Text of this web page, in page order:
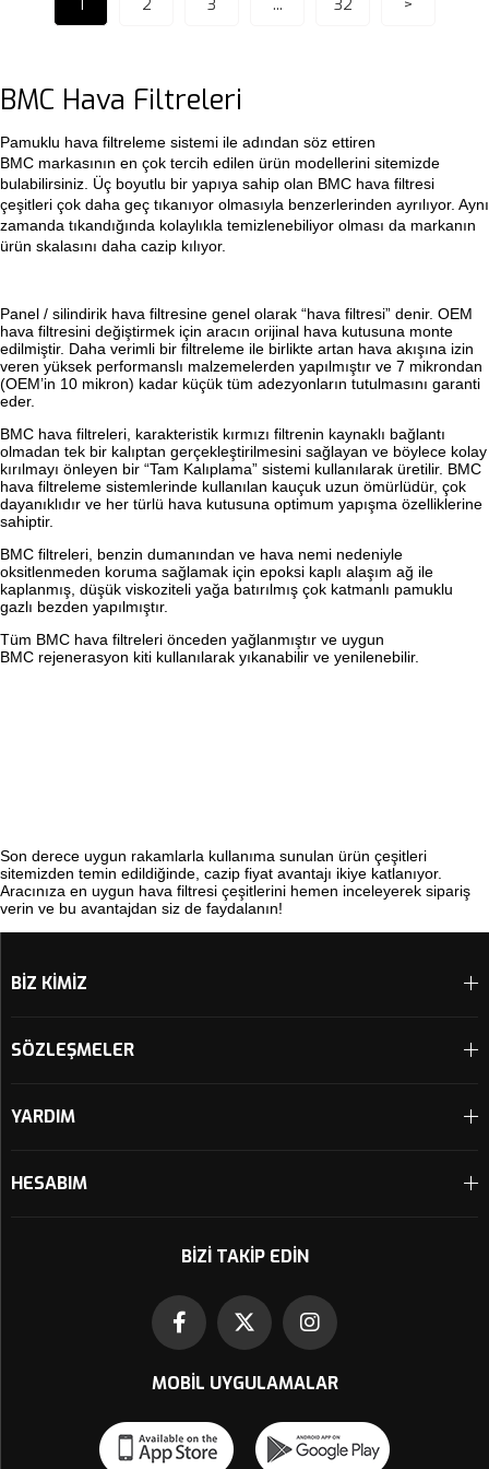
1 2 3 ... 32 >
BMC Hava Filtreleri
Pamuklu hava filtreleme sistemi ile adından söz ettiren
BMC markasının en çok tercih edilen ürün modellerini sitemizde
bulabilirsiniz. Üç boyutlu bir yapıya sahip olan BMC hava filtresi
çeşitleri çok daha geç tıkanıyor olmasıyla benzerlerinden ayrılıyor. Aynı
zamanda tıkandığında kolaylıkla temizlenebiliyor olması da markanın
ürün skalasını daha cazip kılıyor.
Panel / silindirik hava filtresine genel olarak “hava filtresi” denir. OEM
hava filtresini değiştirmek için aracın orijinal hava kutusuna monte
edilmiştir. Daha verimli bir filtreleme ile birlikte artan hava akışına izin
veren yüksek performanslı malzemelerden yapılmıştır ve 7 mikrondan
(OEM’in 10 mikron) kadar küçük tüm adezyonların tutulmasını garanti
eder.
BMC hava filtreleri, karakteristik kırmızı filtrenin kaynaklı bağlantı
olmadan tek bir kalıptan gerçekleştirilmesini sağlayan ve böylece kolay
kırılmayı önleyen bir “Tam Kalıplama” sistemi kullanılarak üretilir. BMC
hava filtreleme sistemlerinde kullanılan kauçuk uzun ömürlüdür, çok
dayanıklıdır ve her türlü hava kutusuna optimum yapışma özelliklerine
sahiptir.
BMC filtreleri, benzin dumanından ve hava nemi nedeniyle
oksitlenmeden koruma sağlamak için epoksi kaplı alaşım ağ ile
kaplanmış, düşük viskoziteli yağa batırılmış çok katmanlı pamuklu
gazlı bezden yapılmıştır.
Tüm BMC hava filtreleri önceden yağlanmıştır ve uygun
BMC rejenerasyon kiti kullanılarak yıkanabilir ve yenilenebilir.
Son derece uygun rakamlarla kullanıma sunulan ürün çeşitleri
sitemizden temin edildiğinde, cazip fiyat avantajı ikiye katlanıyor.
Aracınıza en uygun hava filtresi çeşitlerini hemen inceleyerek sipariş
verin ve bu avantajdan siz de faydalanın!
BİZ KİMİZ
SÖZLEŞMELER
YARDIM
HESABIM
BIZI TAKIP EDIN
MOBIL UYGULAMALAR